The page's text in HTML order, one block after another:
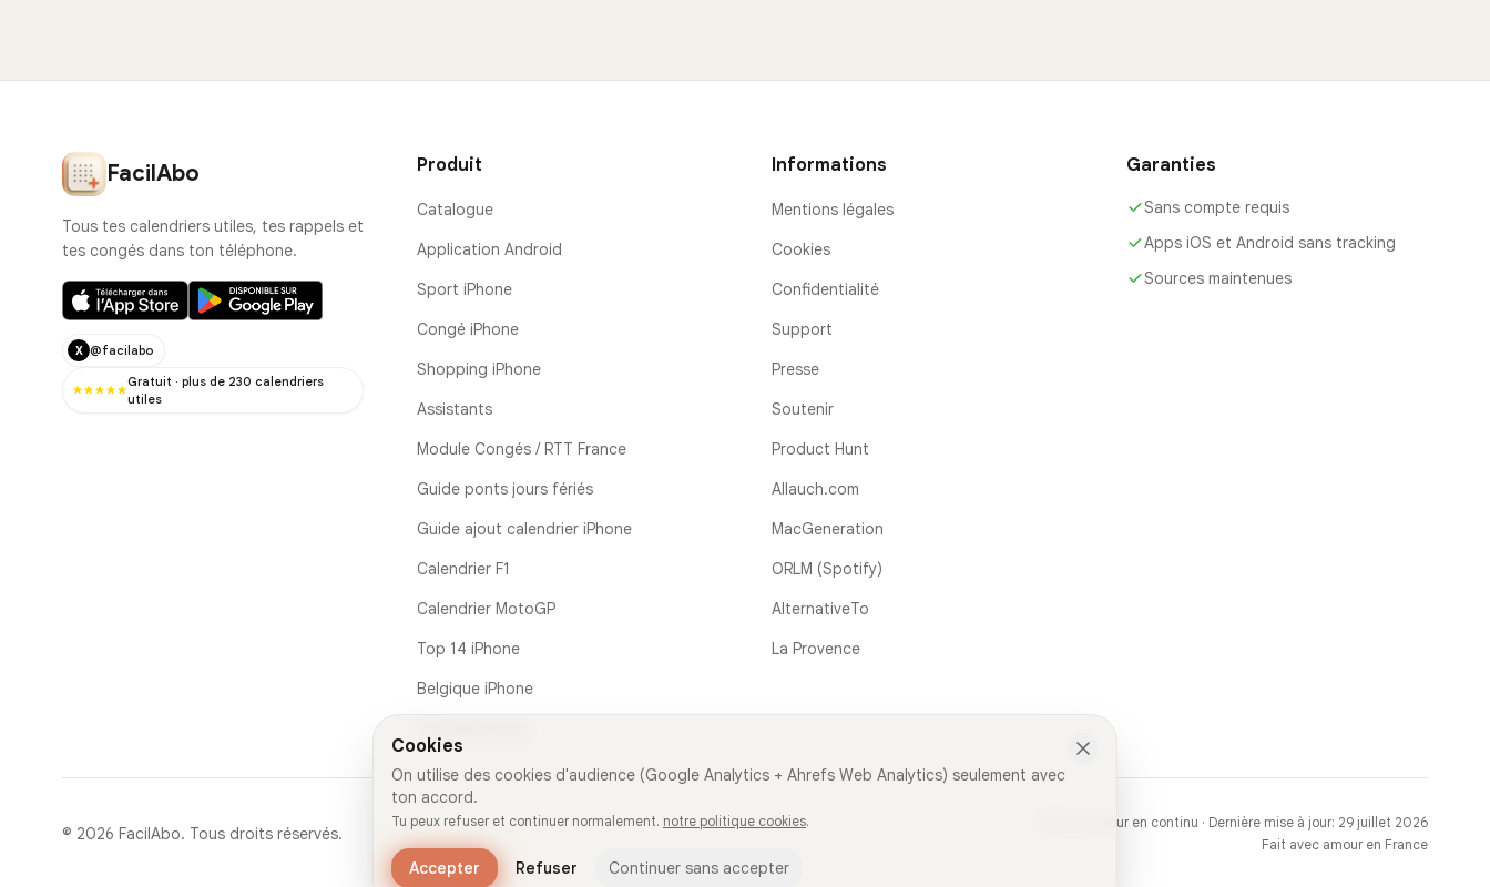
Cookies
On utilise des cookies d'audience (Google Analytics + Ahrefs Web Analytics) seulement avec
ton accord.
Tu peux refuser et continuer normalement. notre politique cookies.
Accepter Refuser Continuer sans accepter
FacilAbo
Tous tes calendriers utiles, tes rappels et
tes congés dans ton téléphone.
X @facilabo
Gratuit · plus de 230 calendriers
utiles
Produit
Catalogue
Application Android
Sport iPhone
Congé iPhone
Shopping iPhone
Assistants
Module Congés / RTT France
Guide ponts jours fériés
Guide ajout calendrier iPhone
Calendrier F1
Calendrier MotoGP
Top 14 iPhone
Belgique iPhone
Informations
Mentions légales
Cookies
Confidentialité
Support
Presse
Soutenir
Product Hunt
Allauch.com
MacGeneration
ORLM (Spotify)
AlternativeTo
La Provence
Garanties
Sans compte requis
Apps iOS et Android sans tracking
Sources maintenues
© 2026 FacilAbo. Tous droits réservés.
Site mis à jour en continu · Dernière mise à jour: 29 juillet 2026
Fait avec amour en France